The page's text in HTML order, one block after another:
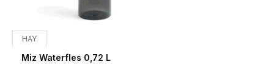
HAY
Miz Waterfles 0,72 L